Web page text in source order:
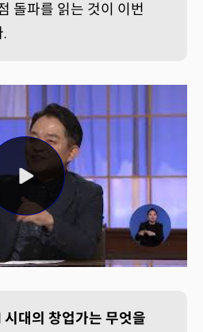
돌파를 읽는 것이 이번
대의 창업가는 무엇을